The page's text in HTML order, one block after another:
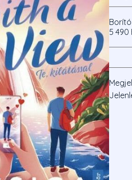
5 490